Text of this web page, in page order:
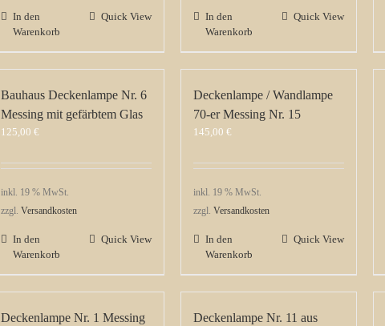
In den
Warenkorb
Quick View
In den
Warenkorb
Quick View
Bauhaus Deckenlampe Nr. 6
Messing mit gefärbtem Glas
125,00 €
inkl. 19 % MwSt.
zzgl. Versandkosten
In den
Warenkorb
Quick View
Deckenlampe / Wandlampe
70-er Messing Nr. 15
145,00 €
inkl. 19 % MwSt.
zzgl. Versandkosten
In den
Warenkorb
Quick View
Deckenlampe Nr. 1 Messing
Deckenlampe Nr. 11 aus